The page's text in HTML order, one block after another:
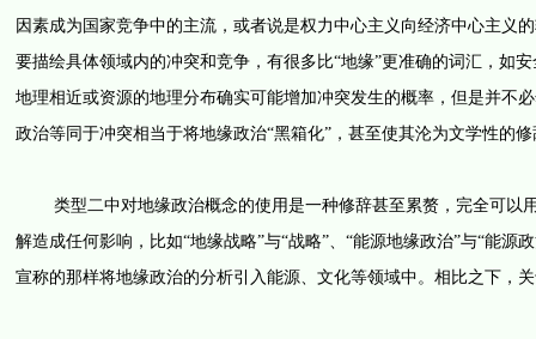
因素成为国家竞争中的主流，或者说是权力中心主义向经济中心主义
要描绘具体领域内的冲突和竞争，有很多比“地缘”更准确的词汇，如
地理相近或资源的地理分布确实可能增加冲突发生的概率，但是并不
政治等同于冲突相当于将地缘政治“黑箱化”，甚至使其沦为文学性的修
类型二中对地缘政治概念的使用是一种修辞甚至累赘，完全可以
解造成任何影响，比如“地缘战略”与“战略”、“能源地缘政治”与“能
宣称的那样将地缘政治的分析引入能源、文化等领域中。相比之下，